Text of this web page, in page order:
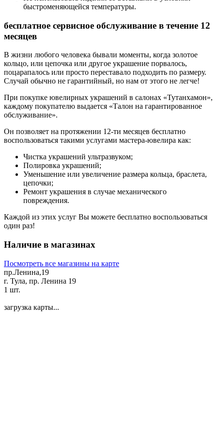
быстроменяющейся температуры.
бесплатное сервисное обслуживание в течение 12
месяцев
В жизни любого человека бывали моменты, когда золотое
кольцо, или цепочка или другое украшение порвалось,
поцарапалось или просто переставало подходить по размеру.
Случай обычно не гарантийный, но нам от этого не легче!
При покупке ювелирных украшений в салонах «Тутанхамон»,
каждому покупателю выдается «Талон на гарантированное
обслуживание».
Он позволяет на протяжении 12-ти месяцев бесплатно
воспользоваться такими услугами мастера-ювелира как:
Чистка украшений ультразвуком;
Полировка украшений;
Уменьшение или увеличение размера кольца, браслета,
цепочки;
Ремонт украшения в случае механического
повреждения.
Каждой из этих услуг Вы можете бесплатно воспользоваться
один раз!
Наличие в магазинах
Посмотреть все магазины на карте
пр.Ленина,19
г. Тула, пр. Ленина 19
1 шт.
загрузка карты...